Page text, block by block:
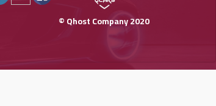
Qhost Company 2020 ©